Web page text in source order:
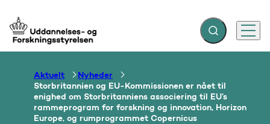
Gå til forsiden Fold søgefelt ud
Menu
Aktuelt
Nyheder
Storbritannien og EU-Kommissionen er nået til
enighed om Storbritanniens associering til EU’s
rammeprogram for forskning og innovation, Horizon
Europe, og rumprogrammet Copernicus